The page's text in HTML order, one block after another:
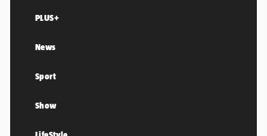
PLUS+
News
Sport
Show